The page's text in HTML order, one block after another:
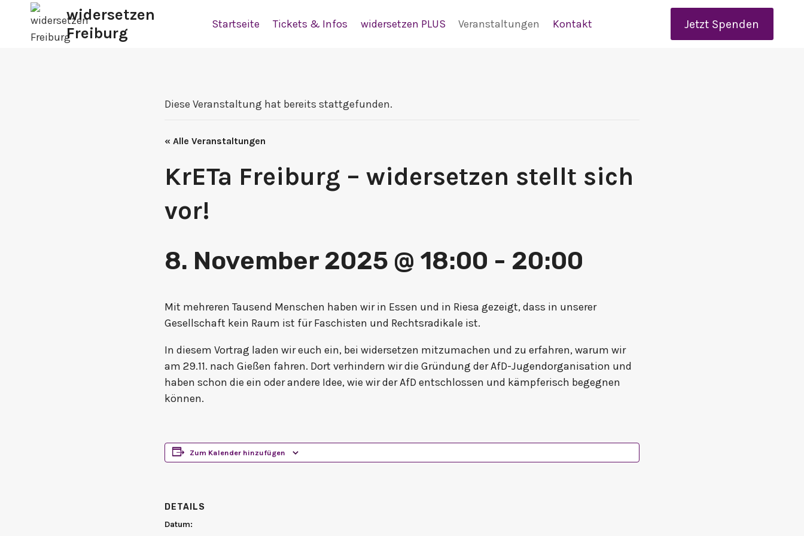
springen
widersetzen
Freiburg
Startseite Tickets & Infos widersetzen PLUS Veranstaltungen Kontakt Jetzt Spenden
Diese Veranstaltung hat bereits stattgefunden.
« Alle Veranstaltungen
KrETa Freiburg – widersetzen stellt sich
vor!
8. November 2025 @ 18:00 - 20:00
Mit mehreren Tausend Menschen haben wir in Essen und in Riesa gezeigt, dass in unserer
Gesellschaft kein Raum ist für Faschisten und Rechtsradikale ist.
In diesem Vortrag laden wir euch ein, bei widersetzen mitzumachen und zu erfahren, warum wir
am 29.11. nach Gießen fahren. Dort verhindern wir die Gründung der AfD-Jugendorganisation und
haben schon die ein oder andere Idee, wie wir der AfD entschlossen und kämpferisch begegnen
können.
Zum Kalender hinzufügen
DETAILS
Datum: